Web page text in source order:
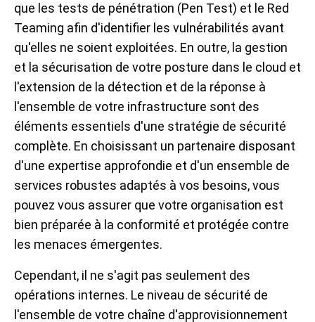
que les tests de pénétration (Pen Test) et le Red
Teaming afin d'identifier les vulnérabilités avant
qu'elles ne soient exploitées. En outre, la gestion
et la sécurisation de votre posture dans le cloud et
l'extension de la détection et de la réponse à
l'ensemble de votre infrastructure sont des
éléments essentiels d'une stratégie de sécurité
complète. En choisissant un partenaire disposant
d'une expertise approfondie et d'un ensemble de
services robustes adaptés à vos besoins, vous
pouvez vous assurer que votre organisation est
bien préparée à la conformité et protégée contre
les menaces émergentes.
Cependant, il ne s'agit pas seulement des
opérations internes. Le niveau de sécurité de
l'ensemble de votre chaîne d'approvisionnement